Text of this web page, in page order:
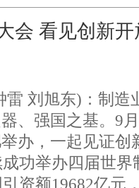
会 看见创新
刘旭东)：制造
、强国之基。9
办，一起见证创
功举办四届世
资额19682亿元